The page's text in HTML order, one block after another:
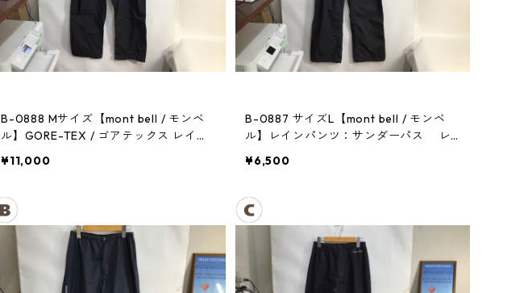
B-0888 Mサイズ【mont bell / モンベ
ル】GORE-TEX / ゴアテックス レイン
¥11,000
B-0887 サイズL【mont bell / モンベ
ル】レインパンツ：サンダーパス レ
¥6,500